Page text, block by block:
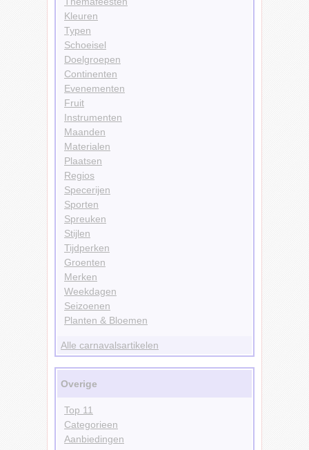
Kleuren
Typen
Schoeisel
Doelgroepen
Continenten
Evenementen
Fruit
Instrumenten
Maanden
Materialen
Plaatsen
Regios
Specerijen
Sporten
Spreuken
Stijlen
Tijdperken
Groenten
Merken
Weekdagen
Seizoenen
Planten & Bloemen
Alle carnavalsartikelen
Overige
Top 11
Categorieen
Aanbiedingen